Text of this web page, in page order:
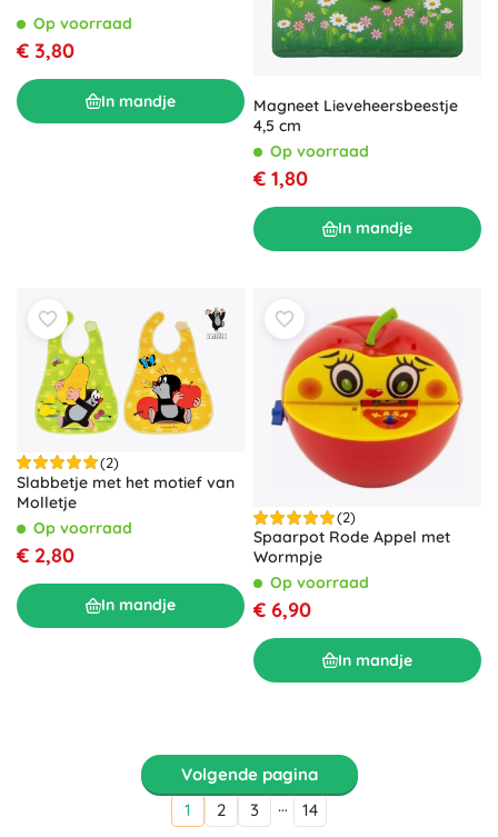
Op voorraad
€ 3,80
In mandje
Magneet Lieveheersbeestje
4,5 cm
Op voorraad
€ 1,80
In mandje
(2)
Slabbetje met het motief van
Molletje
Op voorraad
€ 2,80
In mandje
(2)
Spaarpot Rode Appel met
Wormpje
Op voorraad
€ 6,90
In mandje
Volgende pagina
1
2 3 … 14